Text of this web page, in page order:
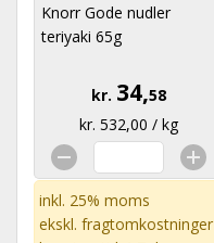
Knorr Gode nudler
teriyaki 65g
kr. 34,58
kr. 532,00 / kg
inkl. 25% moms
ekskl. fragtomkostninger